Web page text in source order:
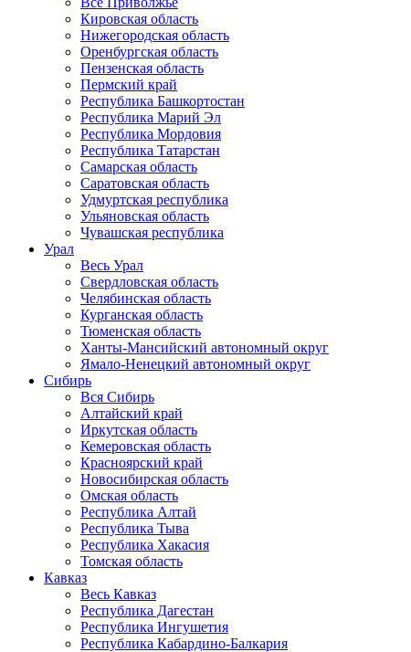
Кировская область
Нижегородская область
Оренбургская область
Пензенская область
Пермский край
Республика Башкортостан
Республика Марий Эл
Республика Мордовия
Республика Татарстан
Самарская область
Саратовская область
Удмуртская республика
Ульяновская область
Чувашская республика
Урал
Весь Урал
Свердловская область
Челябинская область
Курганская область
Тюменская область
Ханты-Мансийский автономный округ
Ямало-Ненецкий автономный округ
Сибирь
Вся Сибирь
Алтайский край
Иркутская область
Кемеровская область
Красноярский край
Новосибирская область
Омская область
Республика Алтай
Республика Тыва
Республика Хакасия
Томская область
Кавказ
Весь Кавказ
Республика Дагестан
Республика Ингушетия
Республика Кабардино-Балкария